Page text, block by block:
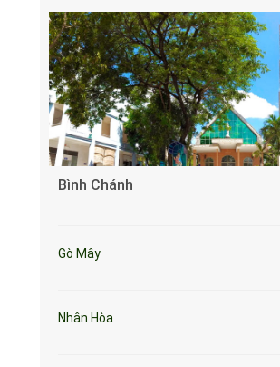
Bình Chánh
Gò Mây
Nhân Hòa